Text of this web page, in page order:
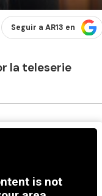
Seguir a AR13 en
la teleserie